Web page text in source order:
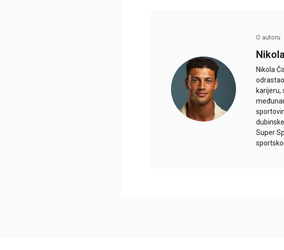
O autoru
Nikola
karijeru,
Super